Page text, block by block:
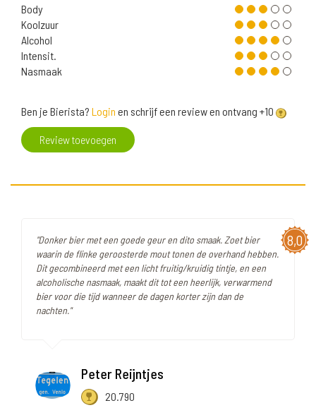
Body
Koolzuur
Alcohol
Intensit.
Nasmaak
Ben je Bierista? Login en schrijf een review en ontvang +10
Review toevoegen
8,0
"Donker bier met een goede geur en dito smaak. Zoet bier
waarin de flinke geroosterde mout tonen de overhand hebben.
Dit gecombineerd met een licht fruitig/kruidig tintje, en een
alcoholische nasmaak, maakt dit tot een heerlijk, verwarmend
bier voor die tijd wanneer de dagen korter zijn dan de
nachten."
Peter Reijntjes
20.790